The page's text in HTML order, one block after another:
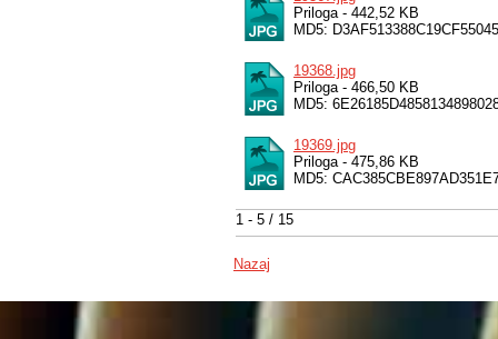
Priloga - 442,52 KB
MD5:
19368.jpg
Priloga - 466,50 KB
MD5:
19369.jpg
Priloga - 475,86 KB
MD5:
1 - 5 / 15
Nazaj